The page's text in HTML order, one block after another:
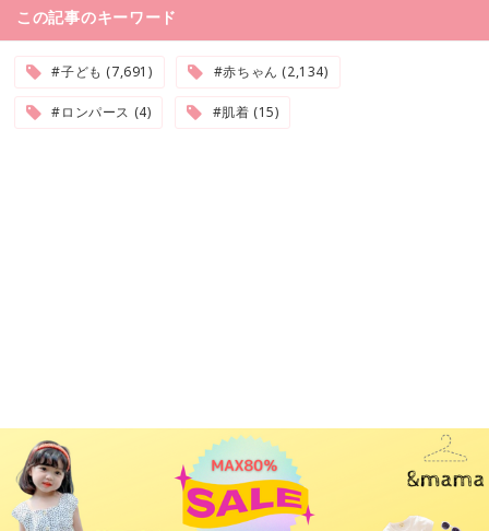
この記事のキーワード
#子ども (7,691) #赤ちゃん (2,134)
#ロンパース (4) #肌着 (15)